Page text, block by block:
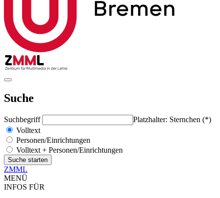
Suche
Suchbegriff
Platzhalter: Sternchen (*)
Volltext
Personen/Einrichtungen
Volltext + Personen/Einrichtungen
ZMML
MENÜ
INFOS FÜR